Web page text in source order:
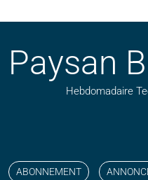
Paysan
Hebdomadaire
ABONNEMENT